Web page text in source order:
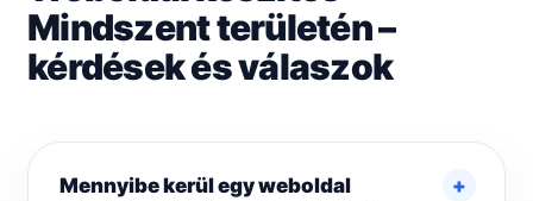
Mindszent területén –
kérdések és válaszok
Mennyibe kerül egy weboldal